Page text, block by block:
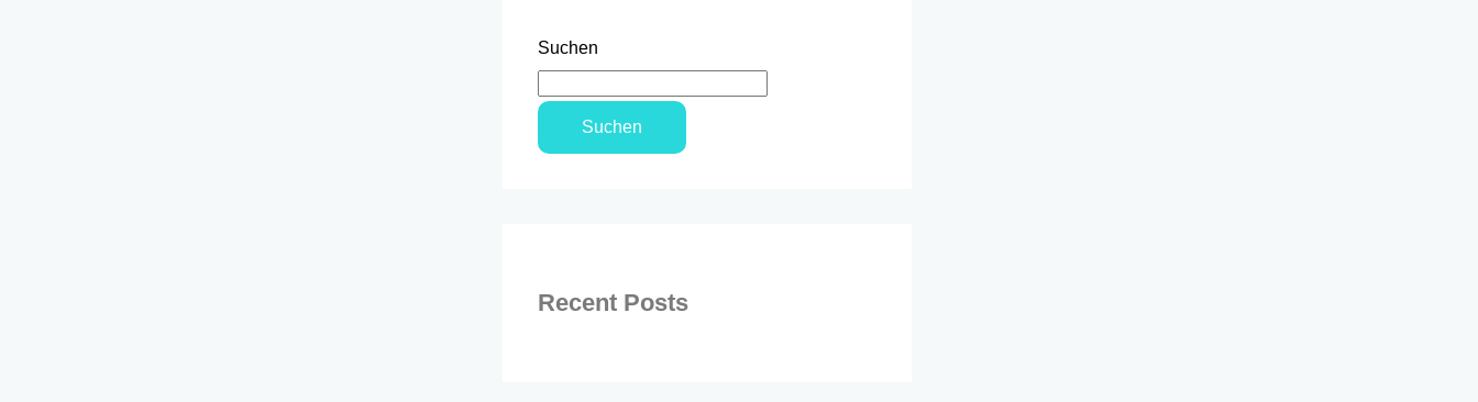
Suchen
Suchen
Recent Posts